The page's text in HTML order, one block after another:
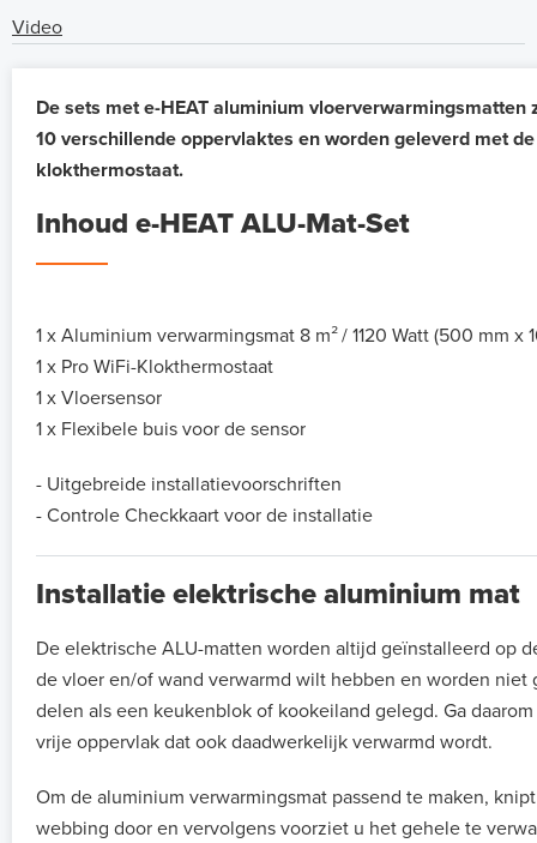
Video
De sets met e-HEAT aluminium vloerverwarmingsmatten
10 verschillende oppervlaktes en worden geleverd met de
klokthermostaat.
Inhoud e-HEAT ALU-Mat-Set
1 x Aluminium verwarmingsmat 8 m²/ 1120 Watt (500 mm x
1 x Pro WiFi-Klokthermostaat
1 x Vloersensor
1 x Flexibele buis voor de sensor
- Uitgebreide installatievoorschriften
- Controle Checkkaart voor de installatie
Installatie elektrische aluminium mat
De elektrische ALU-matten worden altijd geïnstalleerd op
de vloer en/of wand verwarmd wilt hebben en worden niet
delen als een keukenblok of kookeiland gelegd. Ga
vrije oppervlak dat ook daadwerkelijk verwarmd wordt.
Om de aluminium verwarmingsmat passend te maken,
webbing door en vervolgens voorziet u het gehele te